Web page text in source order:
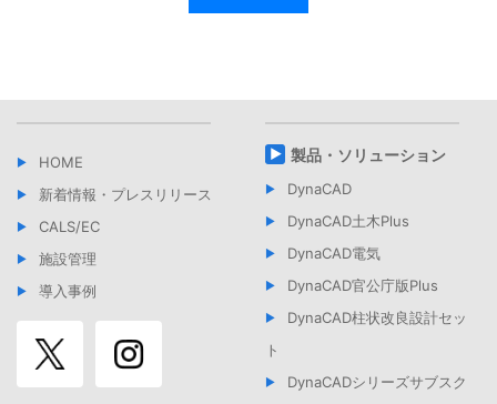
弊社は、ユーザー登録をしたお客様に対し別途定めるサービ
ス・サポートを提供いたします。ユーザー登録したお客様に
パスワード、シリアル番号などを発行します。
ライセンスの有効化
サブスクリプションをご利用いただく上で、利用する権限を
有する者であることを識別し、サブスクリプションを使用で
きる状態にすることをいいます。
第３条 ご利用条件
弊社は、本規約にご同意いただいたお客様に限り、お客様が下記の
個人情報の漏洩、滅失又は毀損を予防するための適切な安全
管理措置を施し、不適切な管理が発見された場合は是正しま
す。
全従業者に対して個人情報保護に関する教育を継続的に実施
します。
個人情報保護状況を監視し適切な運用が行われることを確実
インシデントが発生した場合は速やかに修正し原因を究明し
て再発防止を徹底します。
HOME
新着情報・プレスリリース
CALS/EC
施設管理
導入事例
製品・ソリューション
DynaCAD
DynaCAD土木Plus
DynaCAD電気
DynaCAD官公庁版Plus
DynaCAD柱状改良設計セッ
ト
DynaCADシリーズサブスク